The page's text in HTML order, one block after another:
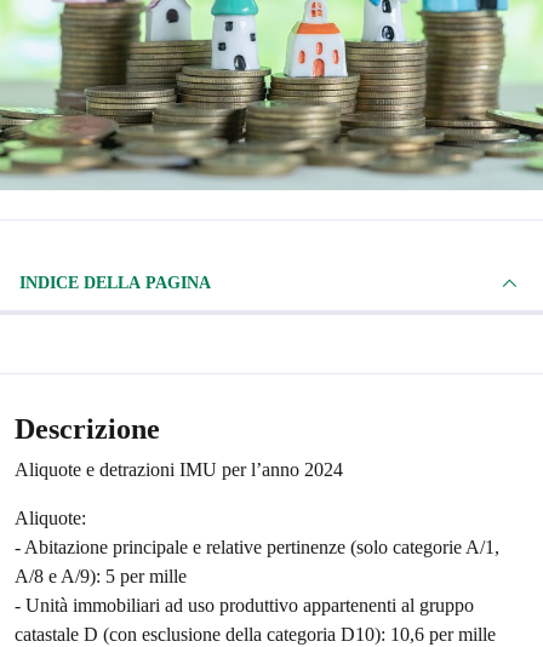
INDICE DELLA PAGINA
Descrizione
Aliquote e detrazioni IMU per l’anno 2024
Aliquote:
- Abitazione principale e relative pertinenze (solo categorie A/1,
A/8 e A/9): 5 per mille
- Unità immobiliari ad uso produttivo appartenenti al gruppo
catastale D (con esclusione della categoria D10): 10,6 per mille